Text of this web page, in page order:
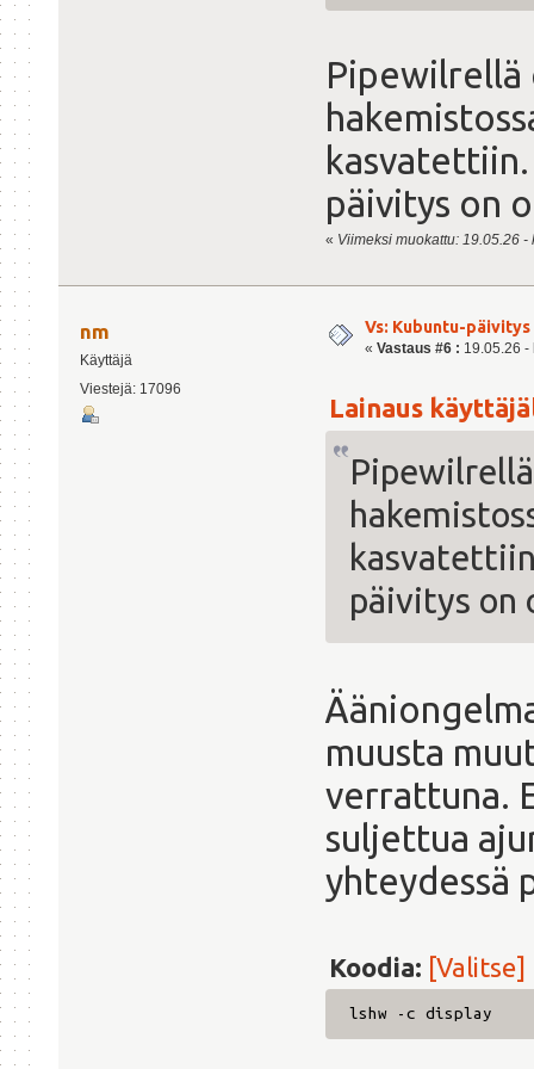
päivitys on
« Viimeksi muokattu: 19.05.26
nm
Käyttäjä
Viestejä: 17096
Vs: Kubuntu-päivitys
« Vastaus #6 : 19.05.26 -
Lainaus
päivitys on
muusta
verrattuna.
suljettua
yhteydessä
Koodia: [Valitse]
lshw -c display